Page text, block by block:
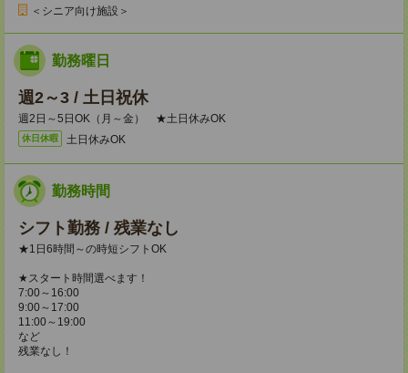
＜シニア向け施設＞
勤務曜日
週2～3 / 土日祝休
週2日～5日OK（月～金） ★土日休みOK
休日休暇 土日休みOK
勤務時間
シフト勤務 / 残業なし
★1日6時間～の時短シフトOK
★スタート時間選べます！
7:00～16:00
9:00～17:00
11:00～19:00
など
残業なし！